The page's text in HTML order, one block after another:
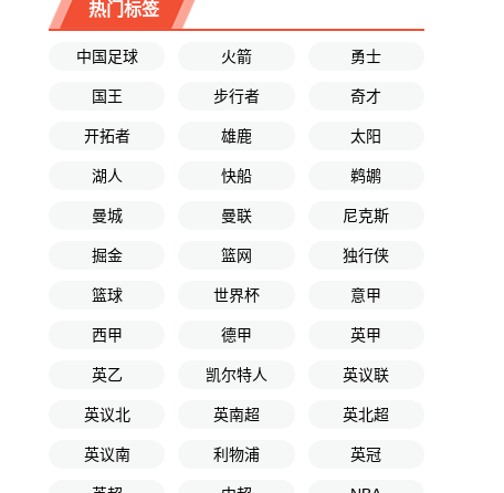
热门标签
中国足球 火箭 勇士
国王 步行者 奇才
开拓者 雄鹿 太阳
湖人 快船 鹈鹕
曼城 曼联 尼克斯
掘金 篮网 独行侠
篮球 世界杯 意甲
西甲 德甲 英甲
英乙 凯尔特人 英议联
英议北 英南超 英北超
英议南 利物浦 英冠